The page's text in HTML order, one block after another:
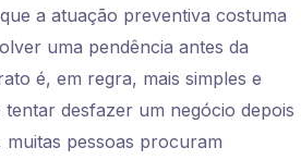
a atuação preventiva costuma
uma pendência antes da
é, em regra, mais simples e
desfazer um negócio depois
pessoas procuram